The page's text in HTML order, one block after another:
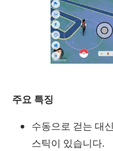
주요 특징
수동으로 걷는 대
스틱이 있습니다.